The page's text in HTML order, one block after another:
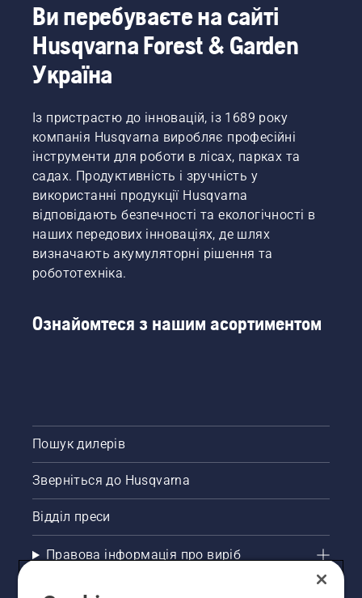
Ви перебуваєте на сайті
Husqvarna Forest & Garden
Україна
Із пристрастю до інновацій, із 1689 року
компанія Husqvarna виробляє професійні
інструменти для роботи в лісах, парках та
садах. Продуктивність і зручність у
використанні продукції Husqvarna
відповідають безпечності та екологічності в
наших передових інноваціях, де шлях
визначають акумуляторні рішення та
робототехніка.
Ознайомтеся з нашим асортиментом
Пошук дилерів
Зверніться до Husqvarna
Відділ преси
Правова інформація про виріб